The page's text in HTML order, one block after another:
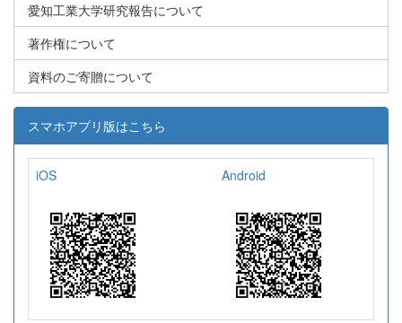
愛知工業大学研究報告について
著作権について
資料のご寄贈について
スマホアプリ版はこちら
iOS Android